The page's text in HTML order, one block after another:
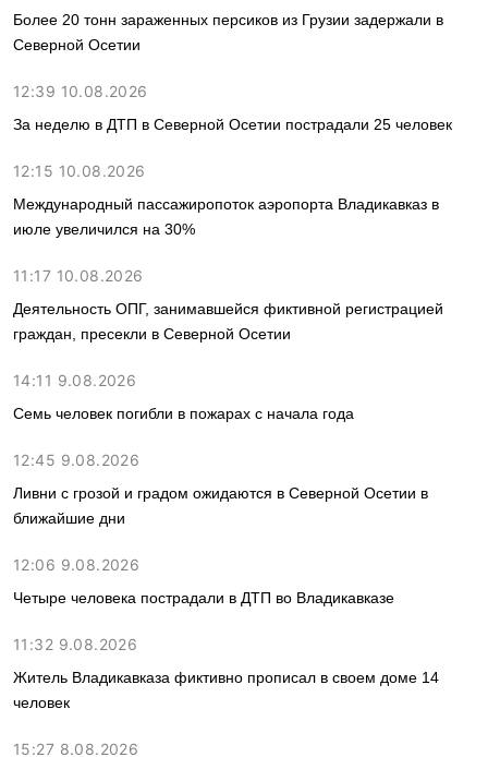
Более 20 тонн зараженных персиков из Грузии задержали в
Северной Осетии
12:39 10.08.2026
За неделю в ДТП в Северной Осетии пострадали 25 человек
12:15 10.08.2026
Международный пассажиропоток аэропорта Владикавказ в
июле увеличился на 30%
11:17 10.08.2026
Деятельность ОПГ, занимавшейся фиктивной регистрацией
граждан, пресекли в Северной Осетии
14:11 9.08.2026
Семь человек погибли в пожарах с начала года
12:45 9.08.2026
Ливни с грозой и градом ожидаются в Северной Осетии в
ближайшие дни
12:06 9.08.2026
Четыре человека пострадали в ДТП во Владикавказе
11:32 9.08.2026
Житель Владикавказа фиктивно прописал в своем доме 14
человек
15:27 8.08.2026